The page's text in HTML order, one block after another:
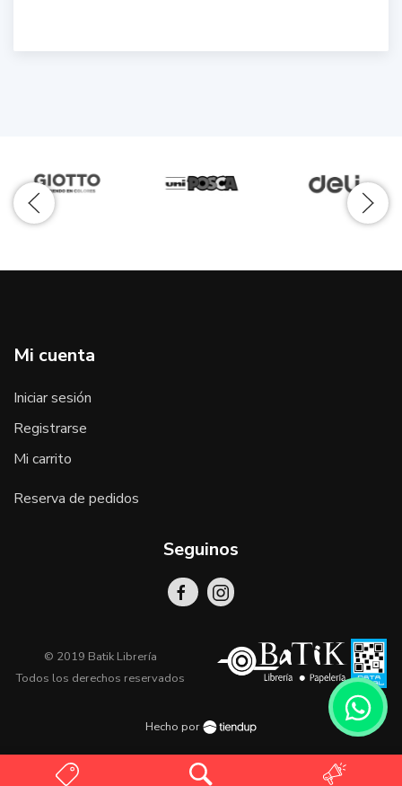
Mi cuenta
Iniciar sesión
Registrarse
Mi carrito
Reserva de pedidos
Seguinos
© 2019 Batik Librería
Todos los derechos reservados
Hecho por